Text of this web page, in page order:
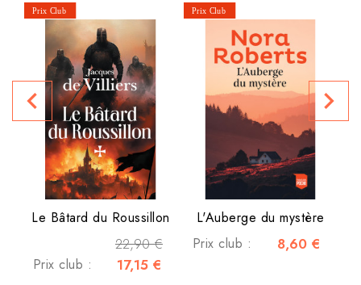
Le Bâtard du Roussillon
22,90 €
Prix club : 17,15 €
L'Auberge du mystère
Prix club :
8,60 €
navigate_before navigate_next